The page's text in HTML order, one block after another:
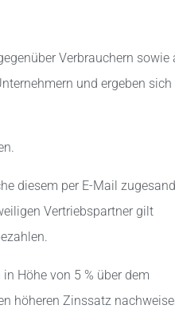
Verbrauchern sowie
und ergeben sich
diesem per E-Mail
Vertriebspartner gilt
Höhe von 5 % über dem
höheren Zinssatz